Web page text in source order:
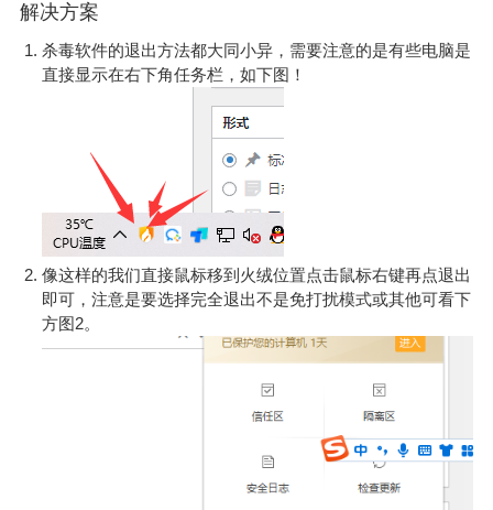
解决方案
杀毒软件的退出方法都大同小异，需要注意的是有些电脑是
直接显示在右下角任务栏，如下图！
像这样的我们直接鼠标移到火绒位置点击鼠标右键再点退出
即可，注意是要选择完全退出不是免打扰模式或其他可看下
方图2。